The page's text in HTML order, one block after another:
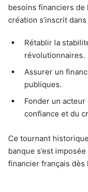
besoins financiers de
création s’inscrit
Rétablir la
révolutionnaires.
Assurer un
publiques.
Fonder un
confiance et du
Ce tournant
banque s’est
financier français dès